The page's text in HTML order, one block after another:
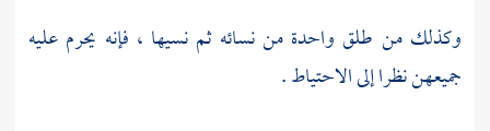
وكذلك من طلق واحدة من نسائه ثم نسيها ، فإنه يحرم عليه
جميعهن نظرا إلى الاحتياط .